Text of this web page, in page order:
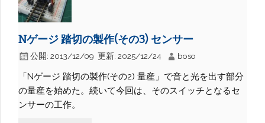
Nゲージ 踏切の製作(その3) センサー
公開: 2013/12/09 更新: 2025/12/24 boso
「Nゲージ 踏切の製作(その2) 量産」で音と光を出す部分
の量産を始めた。続いて今回は、そのスイッチとなるセ
ンサーの工作。